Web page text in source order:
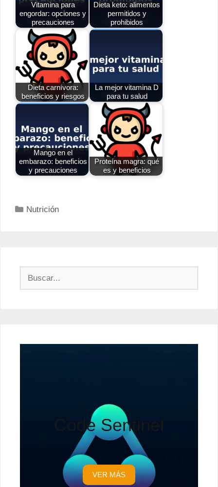
Vitamina para
engordar: opciones y
precauciones
Dieta keto: alimentos
permitidos y
prohibidos
Dieta carnívora:
beneficios y riesgos
La mejor vitamina D
para tu salud
Mango en el
embarazo: beneficios
y precauciones
Proteína magra: qué
es y beneficios
Categorías
Nutrición
Code Sentinel
VER MÁS